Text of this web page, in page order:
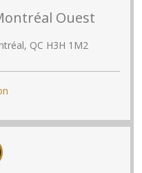
Ouest
QC H3H 1M2